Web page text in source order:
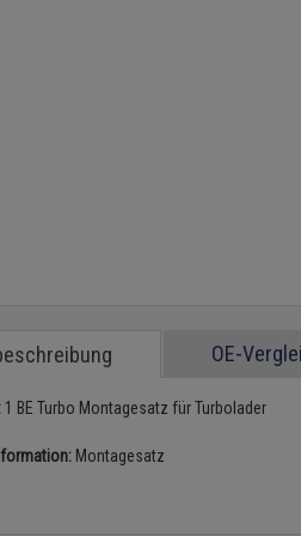
OE-
1 BE Turbo Montagesatz für Turbolader
Montagesatz